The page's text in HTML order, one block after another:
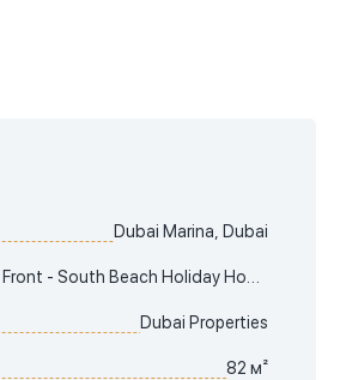
Dubai Marina, Dubai
Dubai Properties
82 м²